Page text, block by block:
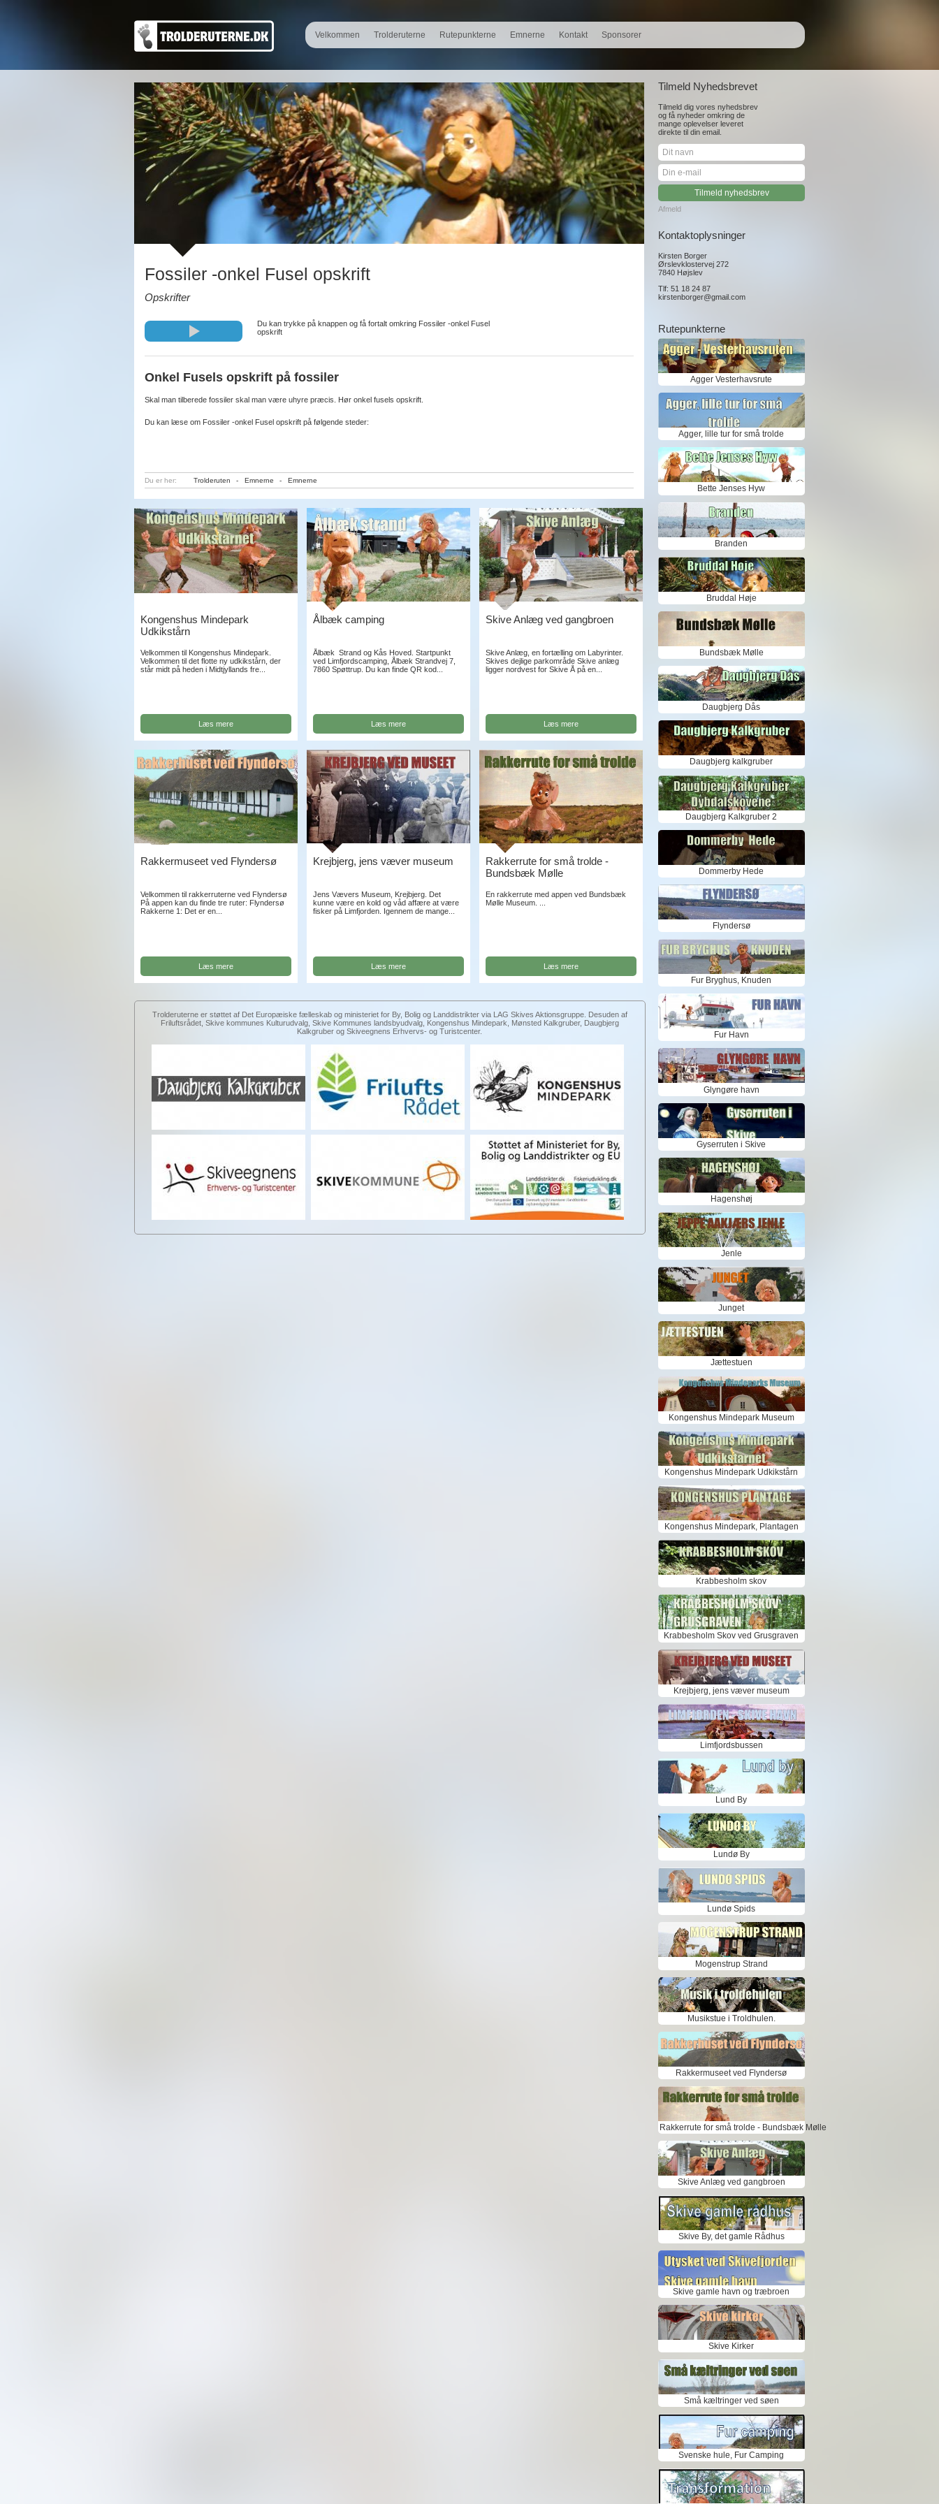
Fossiler -onkel Fusel opskrift
Opskrifter
Du kan trykke på knappen og få fortalt omkring Fossiler -onkel Fusel
opskrift
Onkel Fusels opskrift på fossiler
Skal man tilberede fossiler skal man være uhyre præcis. Hør onkel fusels opskrift.
Du kan læse om Fossiler -onkel Fusel opskrift på følgende steder:
Velkommen Trolderuterne Rutepunkterne Emnerne Kontakt Sponsorer
Du er her: Trolderuten - Emnerne - Emnerne
Kongenshus Mindepark
Udkikstårn
Velkommen til Kongenshus Mindepark.
Velkommen til det flotte ny udkikstårn, der
står midt på heden i Midtjyllands fre...
Læs mere
Ålbæk camping
Ålbæk Strand og Kås Hoved. Startpunkt
ved Limfjordscamping, Ålbæk Strandvej 7,
7860 Spøttrup. Du kan finde QR kod...
Læs mere
Skive Anlæg ved gangbroen
Skive Anlæg, en fortælling om Labyrinter.
Skives dejlige parkområde Skive anlæg
ligger nordvest for Skive Å på en...
Læs mere
Rakkermuseet ved Flyndersø
Velkommen til rakkerruterne ved Flyndersø
På appen kan du finde tre ruter: Flyndersø
Rakkerne 1: Det er en...
Læs mere
Krejbjerg, jens væver museum
Jens Vævers Museum, Krejbjerg. Det
kunne være en kold og våd affære at være
fisker på Limfjorden. Igennem de mange...
Læs mere
Rakkerrute for små trolde -
Bundsbæk Mølle
En rakkerrute med appen ved Bundsbæk
Mølle Museum. ...
Læs mere
Trolderuterne er støttet af Det Europæiske fælleskab og ministeriet for By, Bolig og Landdistrikter via LAG Skives Aktionsgruppe. Desuden af
Friluftsrådet, Skive kommunes Kulturudvalg, Skive Kommunes landsbyudvalg, Kongenshus Mindepark, Mønsted Kalkgruber, Daugbjerg
Kalkgruber og Skiveegnens Erhvervs- og Turistcenter.
Tilmeld Nyhedsbrevet
Tilmeld dig vores nyhedsbrev
og få nyheder omkring de
mange oplevelser leveret
direkte til din email.
Afmeld
Kontaktoplysninger
Kirsten Borger
Ørslevklostervej 272
7840 Højslev
Tlf: 51 18 24 87
kirstenborger@gmail.com
Rutepunkterne
Agger Vesterhavsrute
Agger, lille tur for små trolde
Bette Jenses Hyw
Branden
Bruddal Høje
Bundsbæk Mølle
Daugbjerg Dås
Daugbjerg kalkgruber
Daugbjerg Kalkgruber 2
Dommerby Hede
Flyndersø
Fur Bryghus, Knuden
Fur Havn
Glyngøre havn
Gyserruten i Skive
Hagenshøj
Jenle
Junget
Jættestuen
Kongenshus Mindepark Museum
Kongenshus Mindepark Udkikstårn
Kongenshus Mindepark, Plantagen
Krabbesholm skov
Krabbesholm Skov ved Grusgraven
Krejbjerg, jens væver museum
Limfjordsbussen
Lund By
Lundø By
Lundø Spids
Mogenstrup Strand
Musikstue i Troldhulen.
Rakkermuseet ved Flyndersø
Rakkerrute for små trolde - Bundsbæk Mølle
Skive Anlæg ved gangbroen
Skive By, det gamle Rådhus
Skive gamle havn og træbroen
Skive Kirker
Små kæltringer ved søen
Svenske hule, Fur Camping